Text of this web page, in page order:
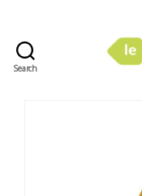
Search